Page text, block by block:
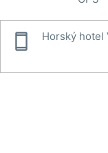
 Horský hotel